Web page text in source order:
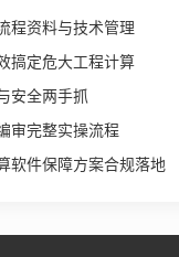
程资料与技术管理
搞定危大工程计算
安全两手抓
审完整实操流程
软件保障方案合规落地